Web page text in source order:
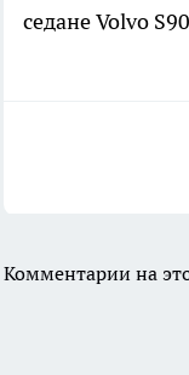
седане Volvo
Комментарии на